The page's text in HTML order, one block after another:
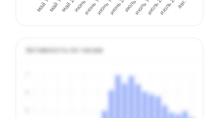
Активность по часам